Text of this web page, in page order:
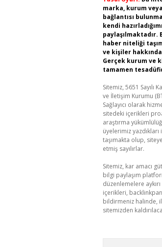
marka, kurum
bağlantısı
kendi
haber niteliği
ve kişiler
Gerçek kurum ve
tamamen
Sitemiz, 5651 Sayılı
ve İletişim Kurumu
Sağlayıcı olarak
sitedeki içerikleri
araştırma
üyelerimiz
taşımakta olup,
etmiş sayılırlar.
Sitemiz, kar amacı
bilgi paylaşım
düzenlemelere
içerikleri,
bildirmeniz halinde,
sitemizden